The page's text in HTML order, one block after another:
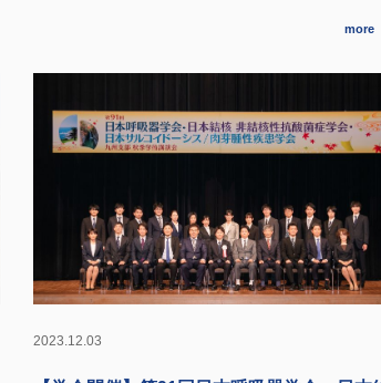
more
2023.12.03